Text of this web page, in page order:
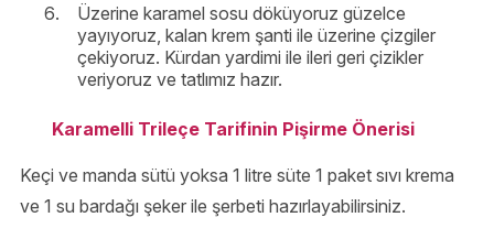
Üzerine karamel sosu döküyoruz güzelce
yayıyoruz, kalan krem şanti ile üzerine çizgiler
çekiyoruz. Kürdan yardimi ile ileri geri çizikler
veriyoruz ve tatlımız hazır.
Karamelli Trileçe Tarifinin Pişirme Önerisi
Keçi ve manda sütü yoksa 1 litre süte 1 paket sıvı krema
ve 1 su bardağı şeker ile şerbeti hazırlayabilirsiniz.